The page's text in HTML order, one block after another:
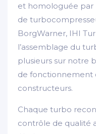
et homologuée par
de
BorgWarner, IHI
l’assemblage du
plusieurs sur notre
de fonctionnement
constructeurs.
Chaque turbo
contrôle de qualité